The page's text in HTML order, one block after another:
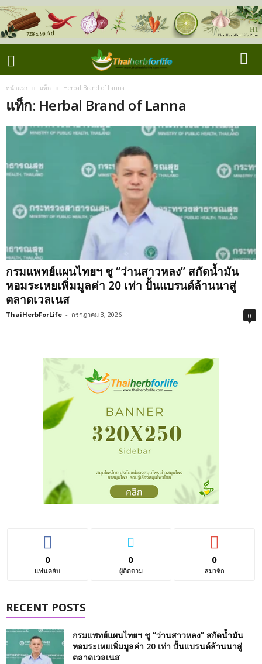
หน้าแรก แท็ก Herbal Brand of Lanna
แท็ก: Herbal Brand of Lanna
กรมแพทย์แผนไทยฯ ชู “ว่านสาวหลง” สกัดน้ำมัน
หอมระเหยเพิ่มมูลค่า 20 เท่า ปั้นแบรนด์ล้านนาสู่
ตลาดเวลเนส
ThaiHerbForLife - กรกฎาคม 3, 2026 0
0
แฟนคลับ
0
ผู้ติดตาม
0
สมาชิก
RECENT POSTS
กรมแพทย์แผนไทยฯ ชู “ว่านสาวหลง” สกัดน้ำมัน
หอมระเหยเพิ่มมูลค่า 20 เท่า ปั้นแบรนด์ล้านนาสู่
ตลาดเวลเนส